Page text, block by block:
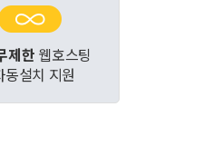
제한 웹호스팅
설치 지원